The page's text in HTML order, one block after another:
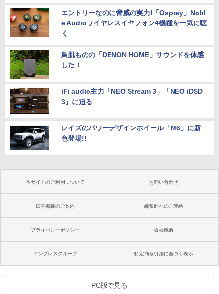
エントリーなのに脅威の実力!「Osprey」Nobl
e Audioワイヤレスイヤフォン4機種を一気に聴
く
鳥肌ものの「DENON HOME」サウンドを体感
した！
iFi audio主力「NEO Stream 3」「NEO iDSD
3」に迫る
レイズのパワーデザインホイール「M6」に新
色登場!!
本サイトのご利用について お問い合わせ
広告掲載のご案内 編集部へのご連絡
プライバシーポリシー 会社概要
インプレスグループ 特定商取引法に基づく表示
PC版で見る